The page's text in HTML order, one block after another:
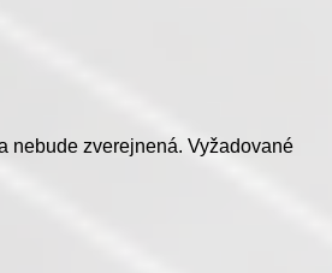
nebude zverejnená. Vyžadované